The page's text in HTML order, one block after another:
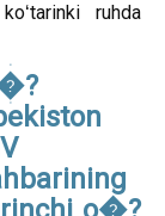
ruhda